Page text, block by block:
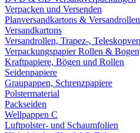
Verpacken und Versenden
Planversandkartons & Versandrollen
Versandkartons
Versandrollen, Trapez-,
Verpackungspapier Rollen &
Kraftpapiere, Bögen und Rollen
Seidenpapiere
Graupappen, Schrenzpapiere
Polstermaterial
Packseiden
Wellpappen C
Luftpolster- und Schaumfolien